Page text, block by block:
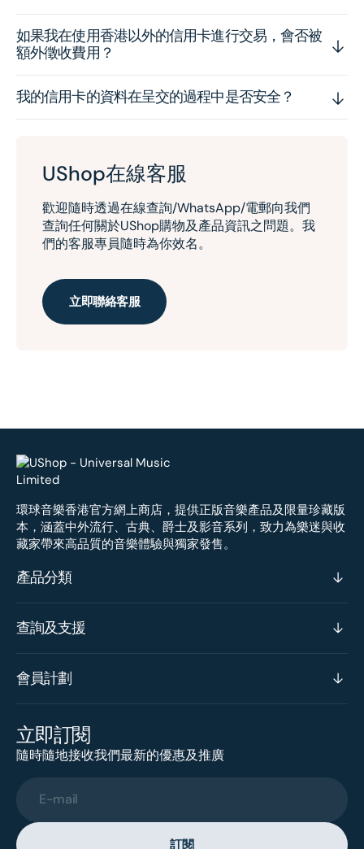
如果我在使用香港以外的信用卡進行交易，會否被
額外徵收費用？
我的信用卡的資料在呈交的過程中是否安全？
UShop在線客服
歡迎隨時透過在線查詢/WhatsApp/電郵向我們
查詢任何關於UShop購物及產品資訊之問題。我
們的客服專員隨時為你效名。
立即聯絡客服
環球音樂香港官方網上商店，提供正版音樂產品及限量珍藏版
本，涵蓋中外流行、古典、爵士及影音系列，致力為樂迷與收
藏家帶來高品質的音樂體驗與獨家發售。
產品分類
查詢及支援
會員計劃
立即訂閱
隨時隨地接收我們最新的優惠及推廣
E-mail
訂閱